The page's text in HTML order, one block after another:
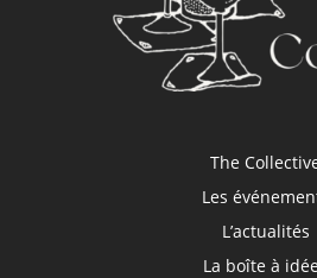
The
Les
L’actualités
La boîte à